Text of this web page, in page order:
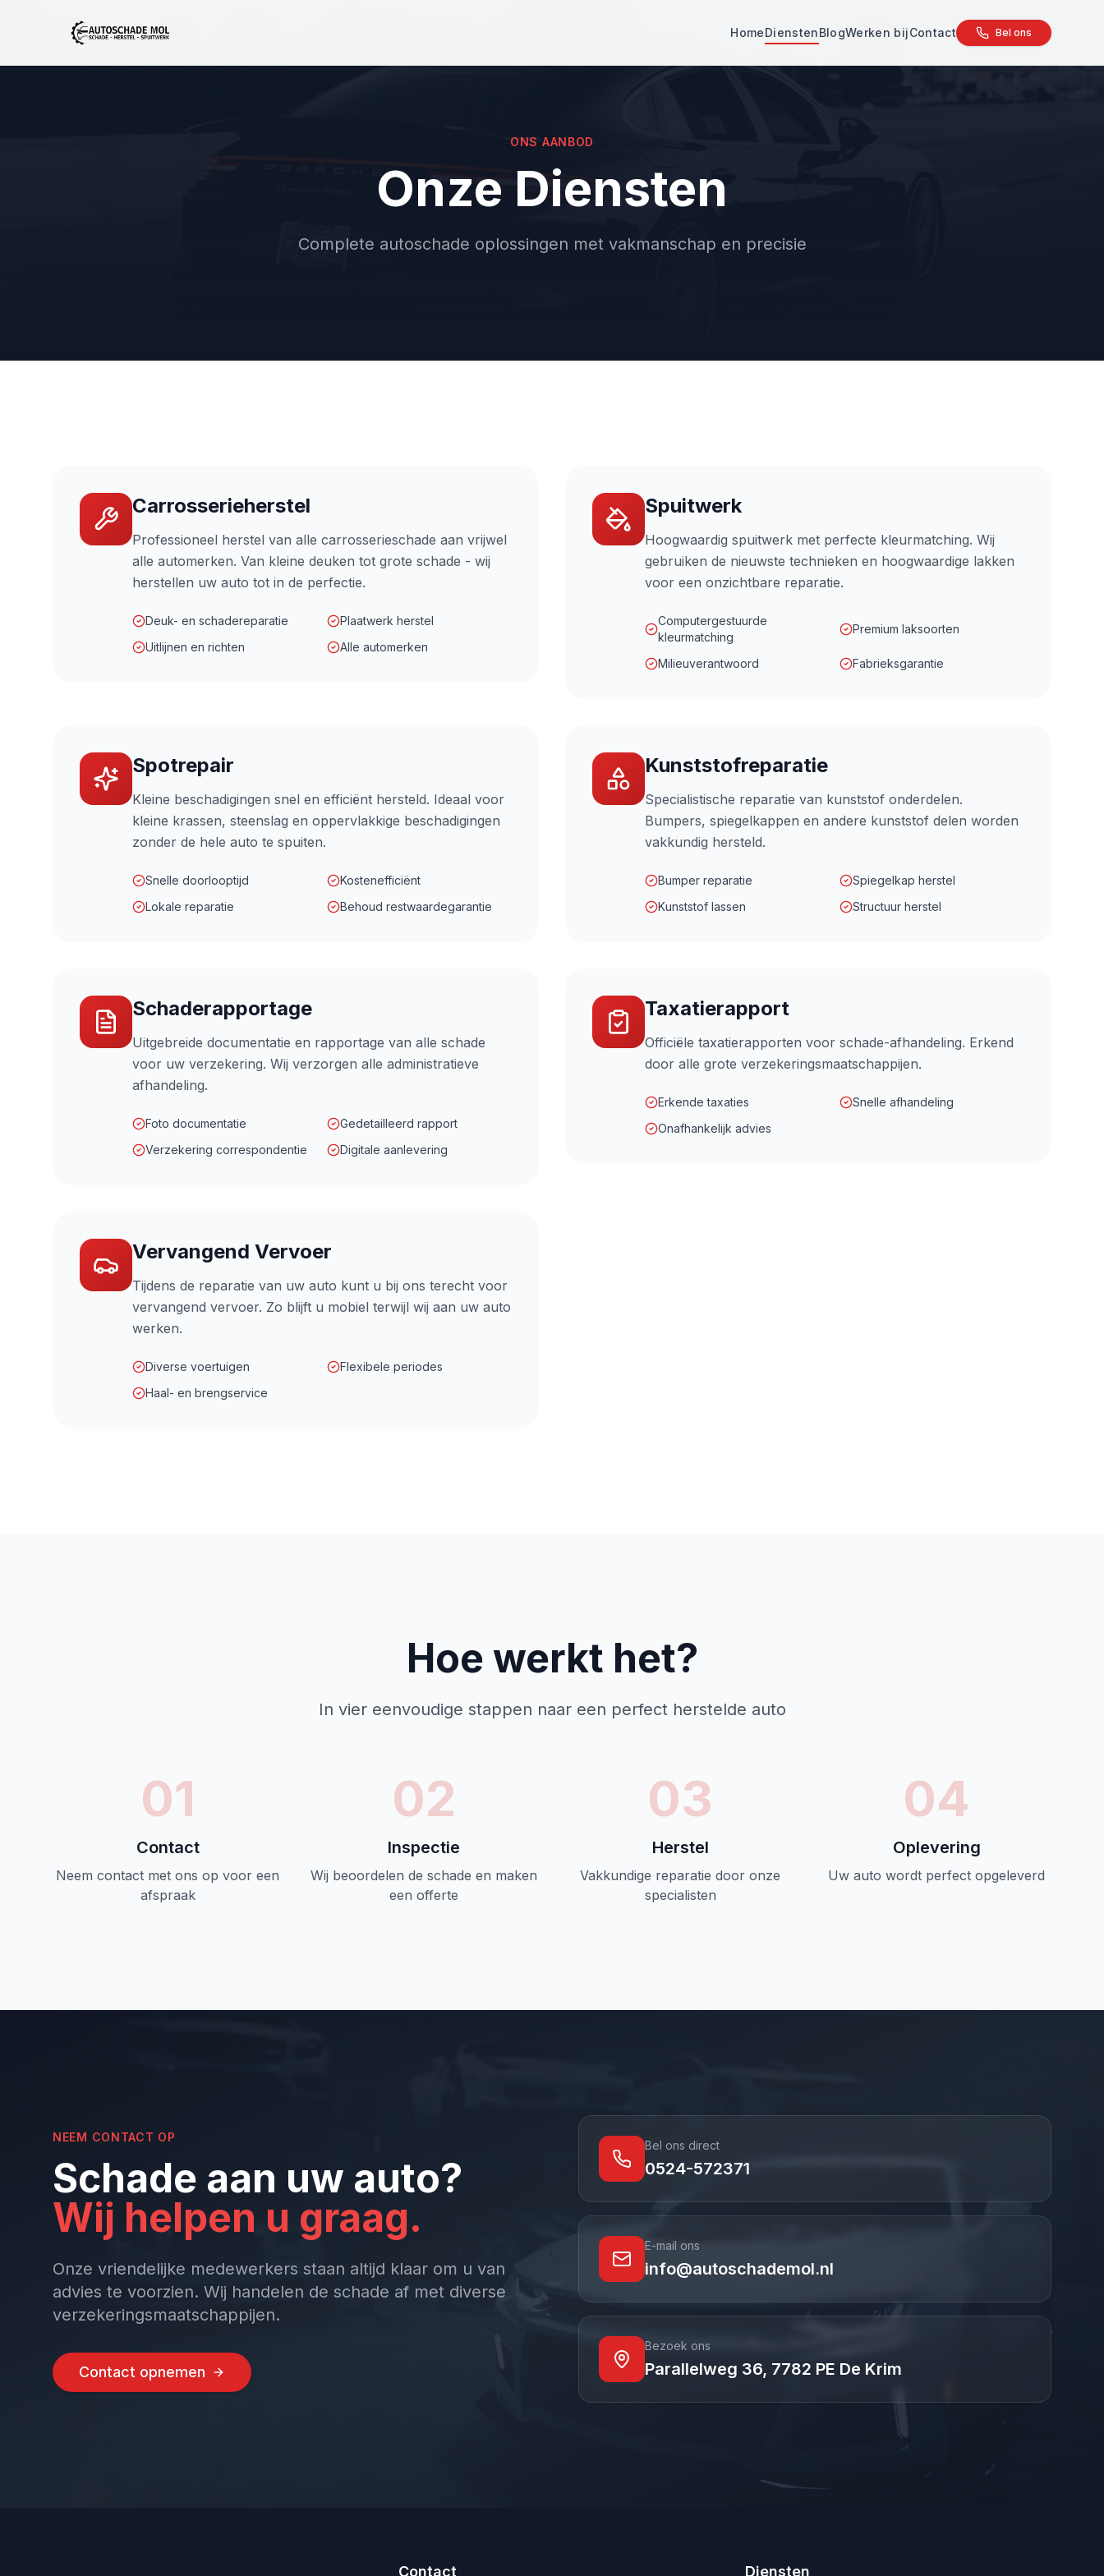
HomeDienstenBlogWerken bijContact Bel ons
ONS AANBOD
Onze Diensten
Complete autoschade oplossingen met vakmanschap en precisie
Carrosserieherstel
Professioneel herstel van alle carrosserieschade aan vrijwel
alle automerken. Van kleine deuken tot grote schade - wij
herstellen uw auto tot in de perfectie.
Deuk- en schadereparatie
Plaatwerk herstel
Uitlijnen en richten
Alle automerken
Spuitwerk
Hoogwaardig spuitwerk met perfecte kleurmatching. Wij
gebruiken de nieuwste technieken en hoogwaardige lakken
voor een onzichtbare reparatie.
Computergestuurde
kleurmatching
Premium laksoorten
Milieuverantwoord Fabrieksgarantie
Spotrepair
Kleine beschadigingen snel en efficiënt hersteld. Ideaal voor
kleine krassen, steenslag en oppervlakkige beschadigingen
zonder de hele auto te spuiten.
Snelle doorlooptijd
Kostenefficiënt
Lokale reparatie
Behoud restwaardegarantie
Kunststofreparatie
Specialistische reparatie van kunststof onderdelen.
Bumpers, spiegelkappen en andere kunststof delen worden
vakkundig hersteld.
Bumper reparatie
Spiegelkap herstel
Kunststof lassen
Structuur herstel
Schaderapportage
Uitgebreide documentatie en rapportage van alle schade
voor uw verzekering. Wij verzorgen alle administratieve
afhandeling.
Foto documentatie
Gedetailleerd rapport
Verzekering correspondentie
Digitale aanlevering
Taxatierapport
Officiële taxatierapporten voor schade-afhandeling. Erkend
door alle grote verzekeringsmaatschappijen.
Erkende taxaties
Snelle afhandeling
Onafhankelijk advies
Vervangend Vervoer
Tijdens de reparatie van uw auto kunt u bij ons terecht voor
vervangend vervoer. Zo blijft u mobiel terwijl wij aan uw auto
werken.
Diverse voertuigen
Flexibele periodes
Haal- en brengservice
Hoe werkt het?
In vier eenvoudige stappen naar een perfect herstelde auto
01
Contact
Neem contact met ons op voor een
afspraak
02
Inspectie
Wij beoordelen de schade en maken
een offerte
03
Herstel
Vakkundige reparatie door onze
specialisten
04
Oplevering
Uw auto wordt perfect opgeleverd
NEEM CONTACT OP
Schade aan uw auto?
Wij helpen u graag.
Onze vriendelijke medewerkers staan altijd klaar om u van
advies te voorzien. Wij handelen de schade af met diverse
verzekeringsmaatschappijen.
Contact opnemen
Bel ons direct
0524-572371
E-mail ons
info@autoschademol.nl
Bezoek ons
Parallelweg 36, 7782 PE De Krim
Contact Diensten